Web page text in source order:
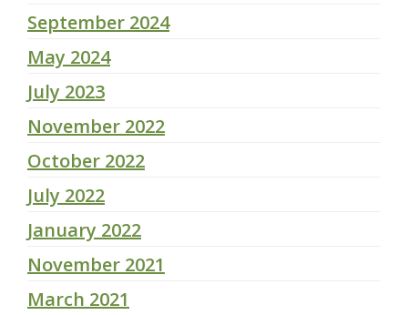
September 2024
May 2024
July 2023
November 2022
October 2022
July 2022
January 2022
November 2021
March 2021